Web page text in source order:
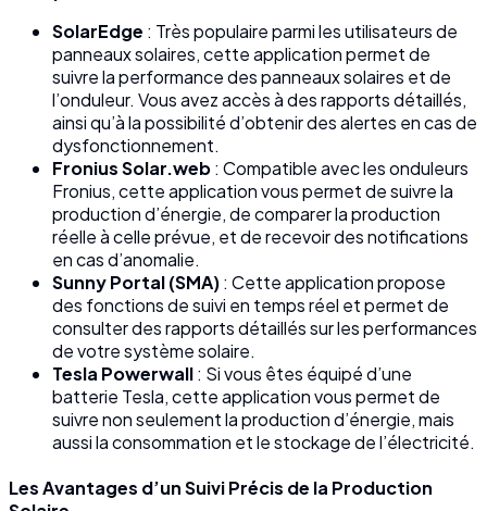
SolarEdge : Très populaire parmi les utilisateurs de
panneaux solaires, cette application permet de
suivre la performance des panneaux solaires et de
l’onduleur. Vous avez accès à des rapports détaillés,
ainsi qu’à la possibilité d’obtenir des alertes en cas de
dysfonctionnement.
Fronius Solar.web: Compatible avec les onduleurs
Fronius, cette application vous permet de suivre la
production d’énergie, de comparer la production
réelle à celle prévue, et de recevoir des notifications
en cas d’anomalie.
Sunny Portal (SMA): Cette application propose
des fonctions de suivi en temps réel et permet de
consulter des rapports détaillés sur les performances
de votre système solaire.
Tesla Powerwall: Si vous êtes équipé d’une
batterie Tesla, cette application vous permet de
suivre non seulement la production d’énergie, mais
aussi la consommation et le stockage de l’électricité.
Les Avantages d’un Suivi Précis de la Production